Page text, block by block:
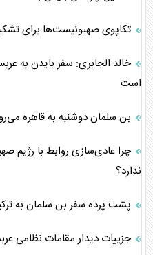
تکاپوی صهیونیست‌ها برای
خالد الجابری: سفر بایدن به
است
بن سلمان دوشنبه به قاهره
چرا عادی‌سازی روابط با رژیم
ندارد؟
پشت پرده سفر بن سلمان به
جزییات دیدار مقامات نظامی